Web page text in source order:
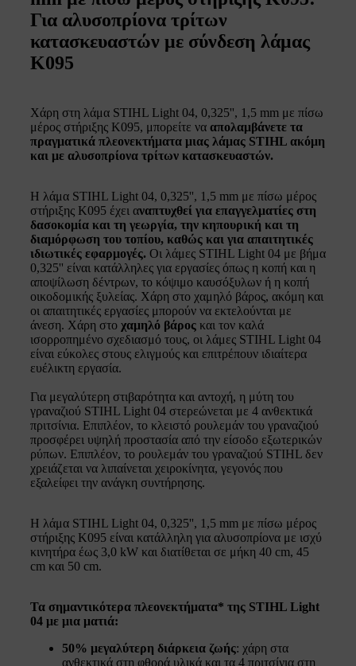
Για αλυσοπρίονα τρίτων
κατασκευαστών με σύνδεση λάμας
K095
Χάρη στη λάμα STIHL Light 04, 0,325'', 1,5 mm με πίσω
μέρος στήριξης K095, μπορείτε να απολαμβάνετε τα
πραγματικά πλεονεκτήματα μιας λάμας STIHL ακόμη
και με αλυσοπρίονα τρίτων κατασκευαστών.
Η λάμα STIHL Light 04, 0,325'', 1,5 mm με πίσω μέρος
στήριξης K095 έχει αναπτυχθεί για επαγγελματίες στη
δασοκομία και τη γεωργία, την κηπουρική και τη
διαμόρφωση του τοπίου, καθώς και για απαιτητικές
ιδιωτικές εφαρμογές. Οι λάμες STIHL Light 04 με βήμα
0,325'' είναι κατάλληλες για εργασίες όπως η κοπή και η
αποψίλωση δέντρων, το κόψιμο καυσόξυλων ή η κοπή
οικοδομικής ξυλείας. Χάρη στο χαμηλό βάρος, ακόμη και
οι απαιτητικές εργασίες μπορούν να εκτελούνται με
άνεση. Χάρη στο χαμηλό βάρος και τον καλά
ισορροπημένο σχεδιασμό τους, οι λάμες STIHL Light 04
είναι εύκολες στους ελιγμούς και επιτρέπουν ιδιαίτερα
ευέλικτη εργασία.
Για μεγαλύτερη στιβαρότητα και αντοχή, η μύτη του
γραναζιού STIHL Light 04 στερεώνεται με 4 ανθεκτικά
πριτσίνια. Επιπλέον, το κλειστό ρουλεμάν του γραναζιού
προσφέρει υψηλή προστασία από την είσοδο εξωτερικών
ρύπων. Επιπλέον, το ρουλεμάν του γραναζιού STIHL δεν
χρειάζεται να λιπαίνεται χειροκίνητα, γεγονός που
εξαλείφει την ανάγκη συντήρησης.
Η λάμα STIHL Light 04, 0,325'', 1,5 mm με πίσω μέρος
στήριξης K095 είναι κατάλληλη για αλυσοπρίονα με ισχύ
κινητήρα έως 3,0 kW και διατίθεται σε μήκη 40 cm, 45
cm και 50 cm.
Τα σημαντικότερα πλεονεκτήματα* της STIHL Light
04 με μια ματιά:
50% μεγαλύτερη διάρκεια ζωής: χάρη στα
ανθεκτικά στη φθορά υλικά και τα 4 πριτσίνια στη